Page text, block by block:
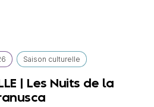
Saison culturelle
| Les Nuits de la